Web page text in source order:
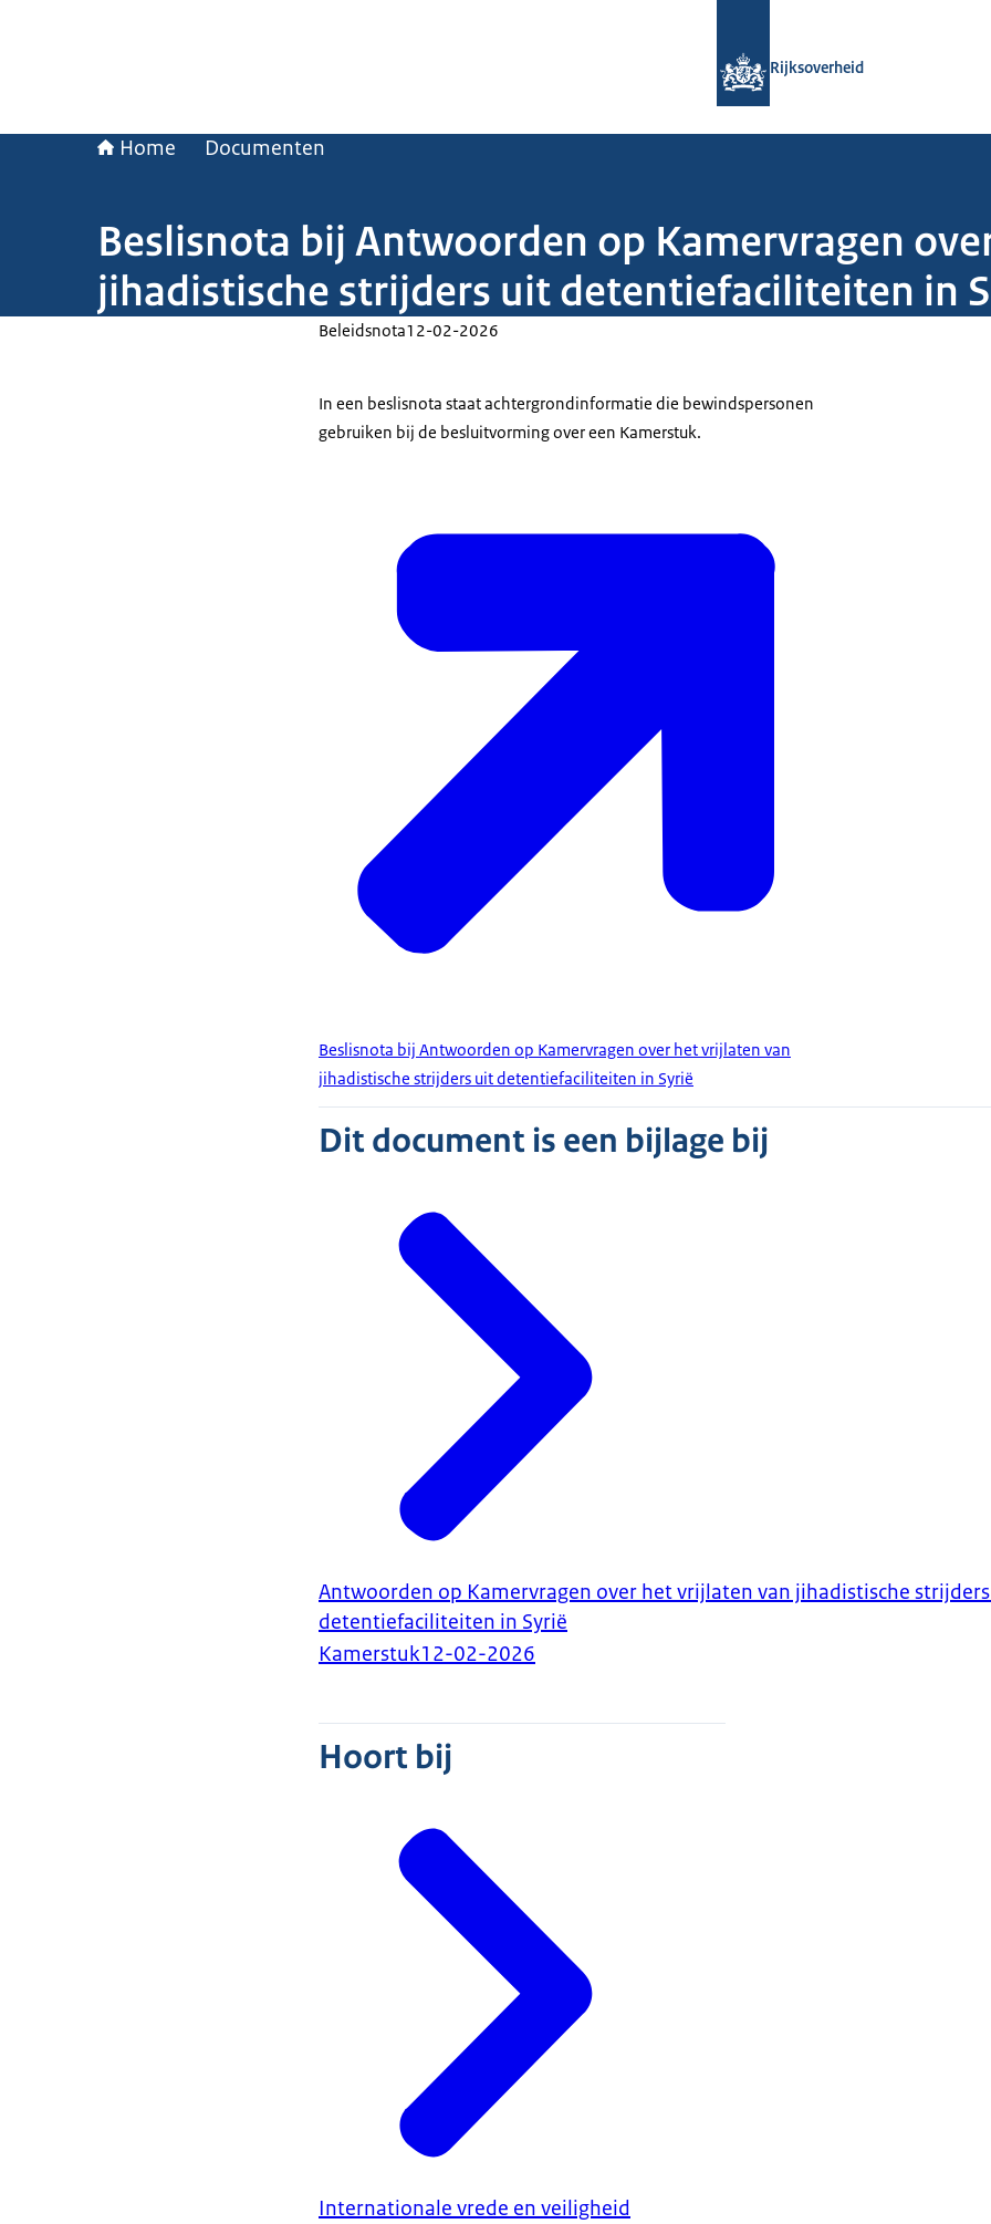
Rijksoverheid
Home Documenten
Beslisnota bij Antwoorden op Kamervragen
jihadistische strijders uit detentiefaciliteiten in
Beleidsnota12-02-2026
In een beslisnota staat achtergrondinformatie die bewindspersonen
gebruiken bij de besluitvorming over een Kamerstuk.
Beslisnota bij Antwoorden op Kamervragen over het vrijlaten van
jihadistische strijders uit detentiefaciliteiten in Syrië
Dit document is een bijlage bij
Antwoorden op Kamervragen over het vrijlaten van jihadistische
detentiefaciliteiten in Syrië
Kamerstuk12-02-2026
Hoort bij
Internationale vrede en veiligheid